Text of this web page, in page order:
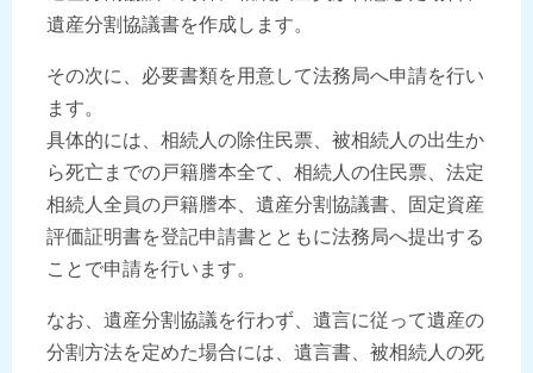
遺産分割協議書を作成します。
その次に、必要書類を用意して法務局へ申請を行い
ます。
具体的には、相続人の除住民票、被相続人の出生か
ら死亡までの戸籍謄本全て、相続人の住民票、法定
相続人全員の戸籍謄本、遺産分割協議書、固定資産
評価証明書を登記申請書とともに法務局へ提出する
ことで申請を行います。
なお、遺産分割協議を行わず、遺言に従って遺産の
分割方法を定めた場合には、遺言書、被相続人の死